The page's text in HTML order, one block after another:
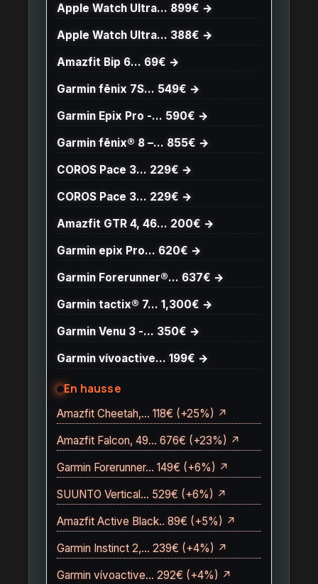
Apple Watch Ultra… 899€ →
Apple Watch Ultra… 388€ →
Amazfit Bip 6… 69€ →
Garmin fēnix 7S… 549€ →
Garmin Epix Pro -… 590€ →
Garmin fēnix® 8 –… 855€ →
COROS Pace 3… 229€ →
COROS Pace 3… 229€ →
Amazfit GTR 4, 46… 200€ →
Garmin epix Pro… 620€ →
Garmin Forerunner®… 637€ →
Garmin tactix® 7… 1,300€ →
Garmin Venu 3 -… 350€ →
Garmin vívoactive… 199€ →
En hausse
Amazfit Cheetah,… 118€ (+25%) ↗
Amazfit Falcon, 49… 676€ (+23%) ↗
Garmin Forerunner… 149€ (+6%) ↗
SUUNTO Vertical… 529€ (+6%) ↗
Amazfit Active Black.. 89€ (+5%) ↗
Garmin Instinct 2,… 239€ (+4%) ↗
Garmin vívoactive… 292€ (+4%) ↗